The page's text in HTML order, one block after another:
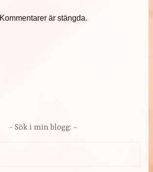
Kommentarer är stängda.
Sök i min blogg: